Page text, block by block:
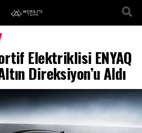
Elektriklisi ENYAQ
Direksiyon’u Aldı